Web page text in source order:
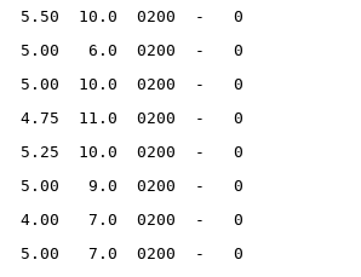
5.50  10.0  0200  -   0
5.00   6.0  0200  -   0
5.00  10.0  0200  -   0
4.75  11.0  0200  -   0
5.25  10.0  0200  -   0
5.00   9.0  0200  -   0
4.00   7.0  0200  -   0
5.00   7.0  0200  -   0